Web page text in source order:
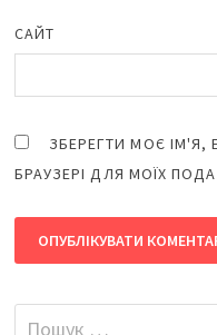
САЙТ
ЗБЕРЕГТИ МОЄ ІМ'Я,
БРАУЗЕРІ ДЛЯ МОЇХ
Пошук: